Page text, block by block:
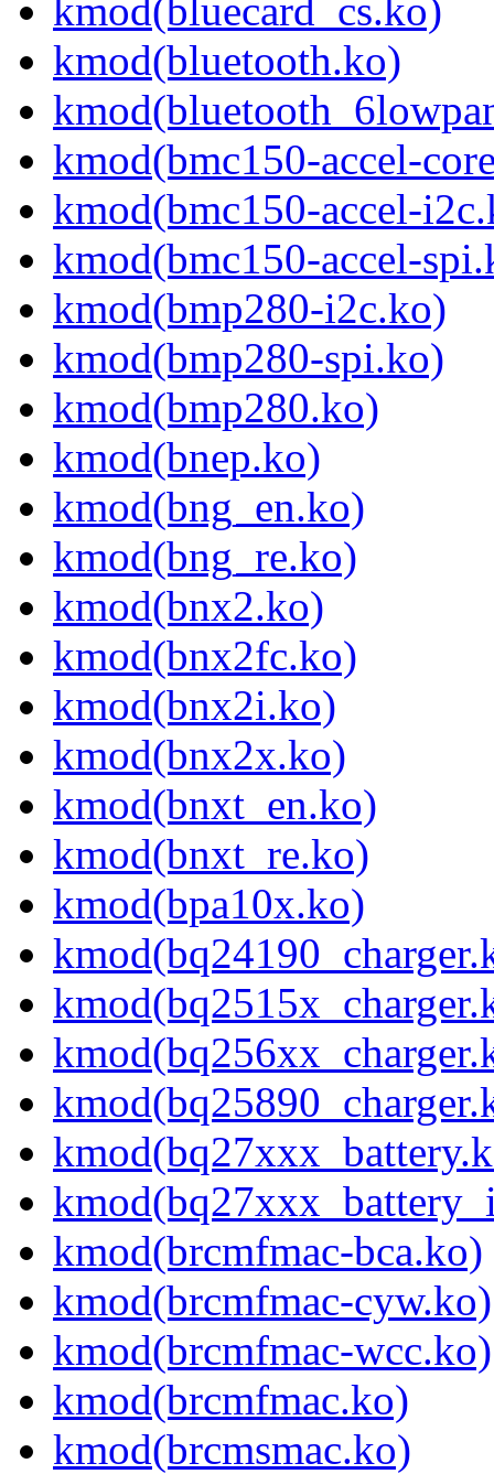
kmod(bluecard_cs.ko)
kmod(bluetooth.ko)
kmod(bmc150-accel-
kmod(bmc150-accel-
kmod(bmc150-accel-
kmod(bmp280-i2c.ko)
kmod(bmp280-spi.ko)
kmod(bmp280.ko)
kmod(bnep.ko)
kmod(bng_en.ko)
kmod(bng_re.ko)
kmod(bnx2.ko)
kmod(bnx2fc.ko)
kmod(bnx2i.ko)
kmod(bnx2x.ko)
kmod(bnxt_en.ko)
kmod(bnxt_re.ko)
kmod(bpa10x.ko)
kmod(brcmfmac-bca.ko)
kmod(brcmfmac-cyw.ko)
kmod(brcmfmac-wcc.ko)
kmod(brcmfmac.ko)
kmod(brcmsmac.ko)